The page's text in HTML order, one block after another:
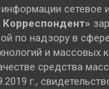
сетевое
Корреспондент»
по надзору в
и массовых
средства
г.,